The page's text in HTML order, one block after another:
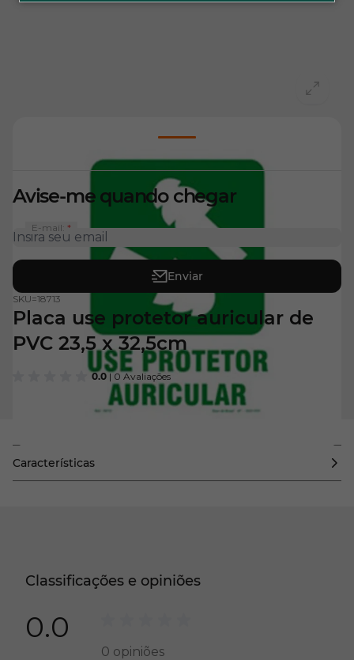
0.0 | 0 Avaliações
SKU=18713
Placa use protetor auricular de
PVC 23,5 x 32,5cm
Avise-me quando chegar
E-mail:
Enviar
Características
Classificações e opiniões
0.0
0 opiniões